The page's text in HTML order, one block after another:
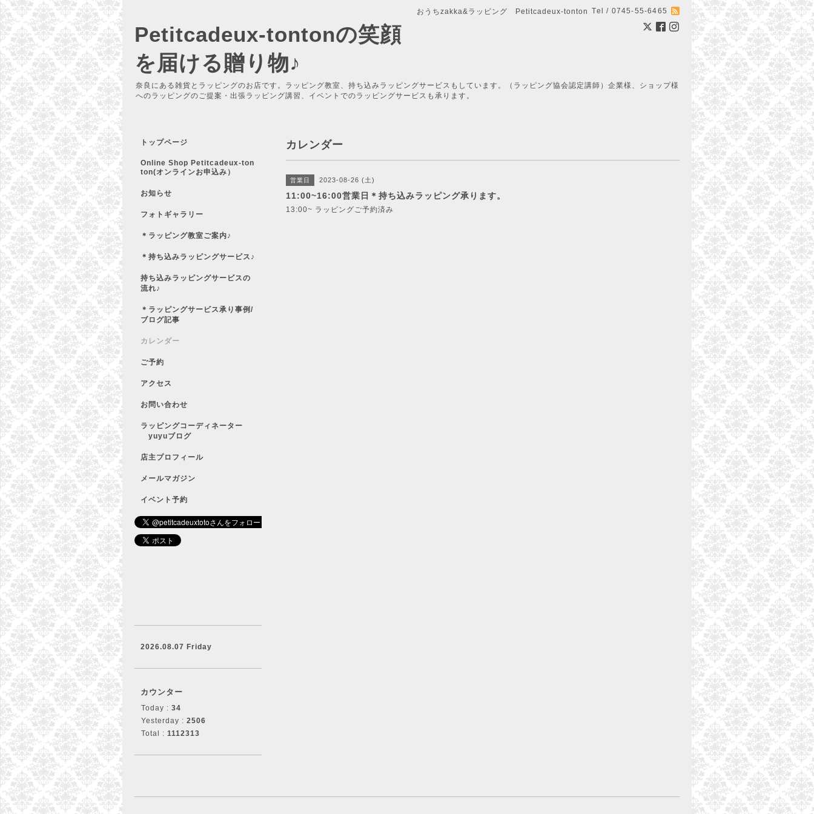
おうちzakka&ラッピング Petitcadeux-tonton Tel / 0745-55-6465
Petitcadeux-tontonの笑顔
を届ける贈り物♪
奈良にある雑貨とラッピングのお店です。ラッピング教室、持ち込みラッピングサービスもしています。（ラッピング協会認定講師）企業様、ショップ様
へのラッピングのご提案・出張ラッピング講習、イベントでのラッピングサービスも承ります。
カレンダー
営業日 2023-08-26 (土)
11:00~16:00営業日＊持ち込みラッピング承ります。
13:00~ ラッピングご予約済み
トップページ
Online Shop Petitcadeux-ton
ton(オンラインお申込み）
お知らせ
フォトギャラリー
＊ラッピング教室ご案内♪
＊持ち込みラッピングサービス♪
持ち込みラッピングサービスの
流れ♪
＊ラッピングサービス承り事例/
ブログ記事
カレンダー
ご予約
アクセス
お問い合わせ
ラッピングコーディネーター
yuyuブログ
店主プロフィール
メールマガジン
イベント予約
2026.08.07 Friday
カウンター
Today : 34
Yesterday : 2506
Total : 1112313